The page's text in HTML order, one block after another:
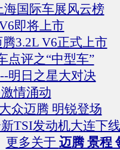
海国际车展风云榜
即将上市
3.2L V6正式上市
点评之“中型车”
明日之星大对决
情涌动
众迈腾 明锐登场
TSI发动机大连下线
更多关于 迈腾 景程